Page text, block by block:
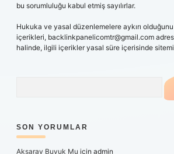
bu sorumluluğu kabul etmiş sayılırlar.
Hukuka ve yasal düzenlemelere aykırı
içerikleri, backlinkpanelicomtr@gmail.com
halinde, ilgili içerikler yasal süre içerisinde
SON YORUMLAR
Aksaray Buyuk Mu için admin